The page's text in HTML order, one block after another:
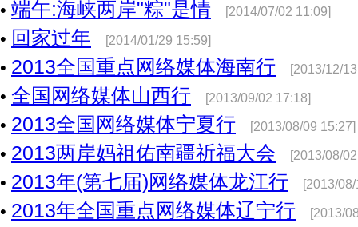
• 端午:海峡两岸"粽"是情 [2014/07/02 11:09]
• 回家过年 [2014/01/29 15:59]
• 2013全国重点网络媒体海南行 [2013/12/
• 全国网络媒体山西行 [2013/09/02 17:18]
• 2013全国网络媒体宁夏行 [2013/08/09 15:27]
• 2013两岸妈祖佑南疆祈福大会 [2013/08/
• 2013年(第七届)网络媒体龙江行 [2013/
• 2013年全国重点网络媒体辽宁行 [2013/